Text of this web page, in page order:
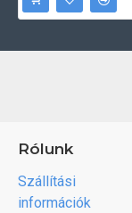
Rólunk
Szállítási
információk